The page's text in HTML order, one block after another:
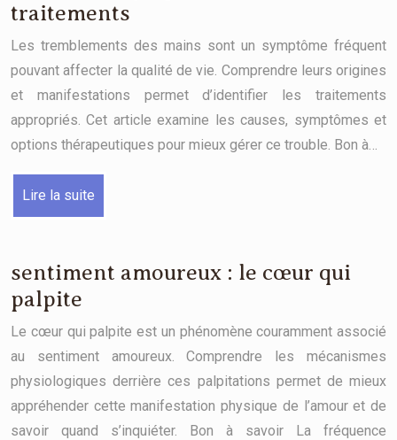
traitements
Les tremblements des mains sont un symptôme fréquent
pouvant affecter la qualité de vie. Comprendre leurs origines
et manifestations permet d’identifier les traitements
appropriés. Cet article examine les causes, symptômes et
options thérapeutiques pour mieux gérer ce trouble. Bon à…
Lire la suite
sentiment amoureux : le cœur qui
palpite
Le cœur qui palpite est un phénomène couramment associé
au sentiment amoureux. Comprendre les mécanismes
physiologiques derrière ces palpitations permet de mieux
appréhender cette manifestation physique de l’amour et de
savoir quand s’inquiéter. Bon à savoir La fréquence